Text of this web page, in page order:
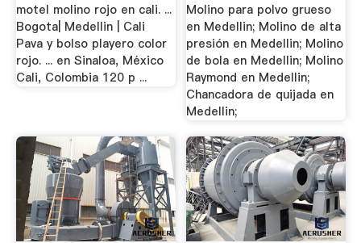
motel molino rojo en cali. ...
Bogota| Medellin | Cali
Pava y bolso playero color
rojo. ... en Sinaloa, México
Cali, Colombia 120 p ...
Molino para polvo grueso
en Medellin; Molino de alta
presión en Medellin; Molino
de bola en Medellin; Molino
Raymond en Medellin;
Chancadora de quijada en
Medellin;